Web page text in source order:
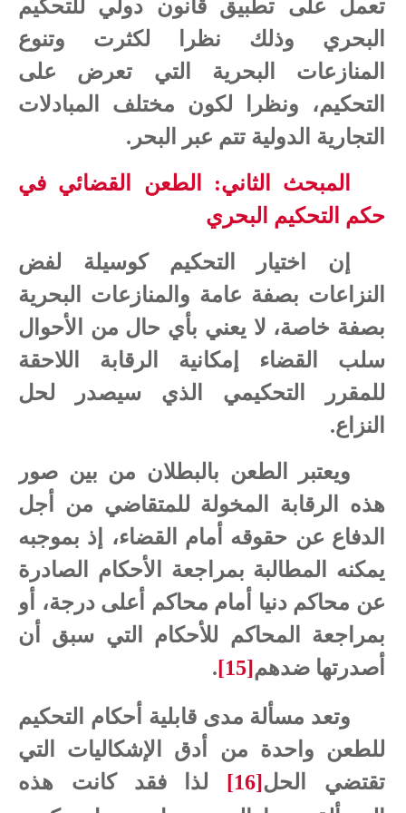
تعمل على تطبيق قانون دولي للتحكيم
البحري وذلك نظرا لكثرت وتنوع
المنازعات البحرية التي تعرض على
التحكيم، ونظرا لكون مختلف المبادلات
التجارية الدولية تتم عبر البحر.
المبحث الثاني: الطعن القضائي في
حكم التحكيم البحري
إن اختيار التحكيم كوسيلة لفض
النزاعات بصفة عامة والمنازعات البحرية
بصفة خاصة، لا يعني بأي حال من الأحوال
سلب القضاء إمكانية الرقابة اللاحقة
للمقرر التحكيمي الذي سيصدر لحل
النزاع.
ويعتبر الطعن بالبطلان من بين صور
هذه الرقابة المخولة للمتقاضي من أجل
الدفاع عن حقوقه أمام القضاء، إذ بموجبه
يمكنه المطالبة بمراجعة الأحكام الصادرة
عن محاكم دنيا أمام محاكم أعلى درجة، أو
بمراجعة المحاكم للأحكام التي سبق أن
أصدرتها ضدهم[15]
.
وتعد مسألة مدى قابلية أحكام التحكيم
للطعن واحدة من أدق الإشكاليات التي
تقتضي الحل[16] لذا فقد كانت هذه